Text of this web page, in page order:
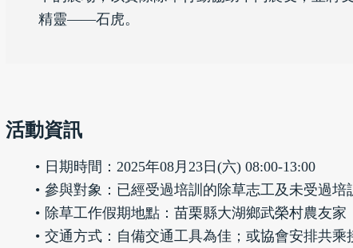
精靈——石虎。
活動資訊
日期時間：2025年08月23日(六) 08:00-13:00
參與對象：已經受過培訓的除草志工及未受過培
除草工作假期地點：苗栗縣大湖鄉武榮村農友家
交通方式：自備交通工具為佳；或協會安排共乘